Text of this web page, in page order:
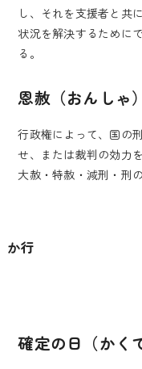
し、それを支援者と共
状況を解決するために
る。
恩赦（おんしゃ）
行政権によって、国の
せ、または裁判の効力
大赦・特赦・減刑・刑
か行
確定の日（かく